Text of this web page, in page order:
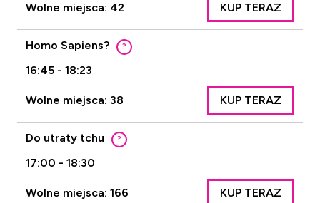
Wolne miejsca: 42 KUP TERAZ
Homo Sapiens? ?
16:45 - 18:23
Wolne miejsca: 38 KUP TERAZ
Do utraty tchu ?
17:00 - 18:30
Wolne miejsca: 166 KUP TERAZ